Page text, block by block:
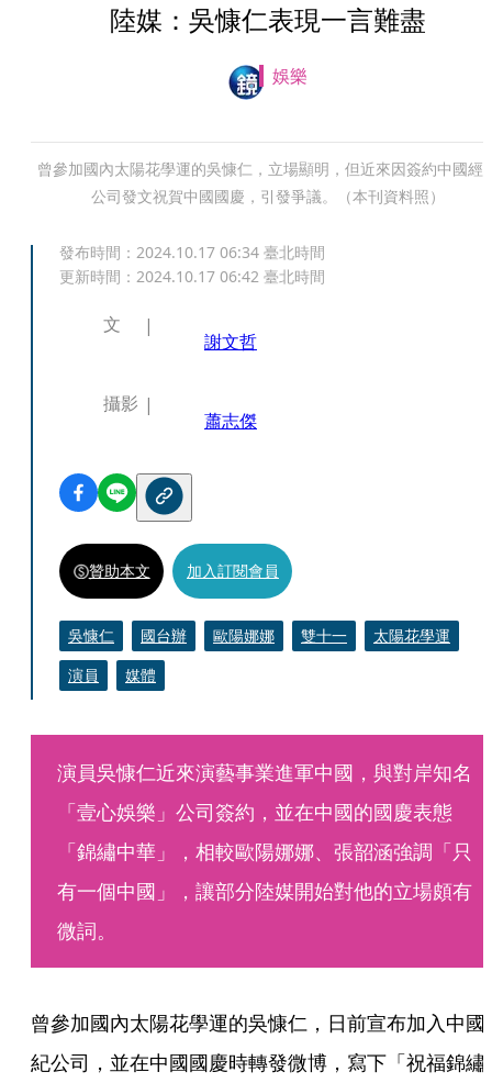
陸媒：吳慷仁表現一言難盡
娛樂
曾參加國內太陽花學運的吳慷仁，立場顯明，但近來因簽約中國經
公司發文祝賀中國國慶，引發爭議。（本刊資料照）
發布時間： 2024.10.17 06:34 臺北時間
更新時間： 2024.10.17 06:42 臺北時間
文
謝文哲
攝影
蕭志傑
贊助本文 加入訂閱會員
吳慷仁 國台辦 歐陽娜娜 雙十一
太陽花學運
演員
媒體
演員吳慷仁近來演藝事業進軍中國，與對岸知名
「壹心娛樂」公司簽約，並在中國的國慶表態
「錦繡中華」，相較歐陽娜娜、張韶涵強調「只
有一個中國」，讓部分陸媒開始對他的立場頗有
微詞。
曾參加國內太陽花學運的吳慷仁，日前宣布加入中國
紀公司，並在中國國慶時轉發微博，寫下「祝福錦繡